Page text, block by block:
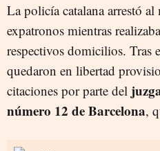
La policía catalana arrestó
expatronos mientras
respectivos domicilios. Tras
quedaron en libertad
citaciones por parte del
número 12 de Barcelona,